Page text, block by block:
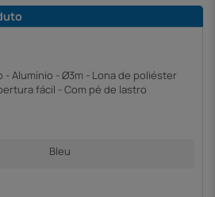
- Alumínio - Ø3m - Lona de poliéster
fácil - Com pé de lastro
Bleu